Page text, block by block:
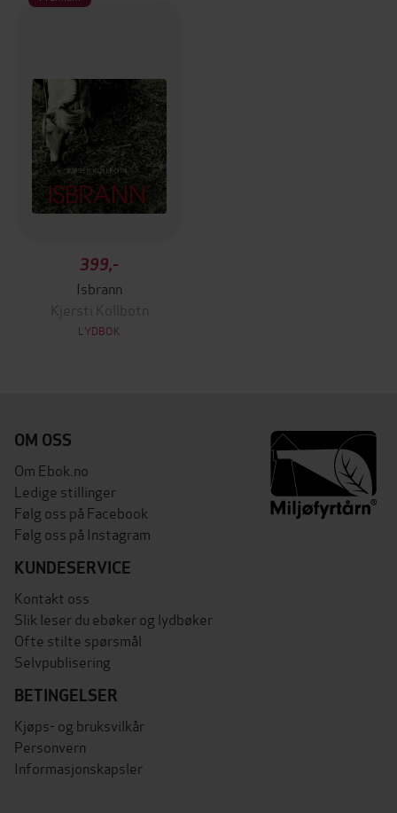
399,-
Isbrann
Kjersti Kollbotn
LYDBOK
OM OSS
Om Ebok.no
Ledige stillinger
Følg oss på Facebook
Følg oss på Instagram
KUNDESERVICE
Kontakt oss
Slik leser du ebøker og lydbøker
Ofte stilte spørsmål
Selvpublisering
BETINGELSER
Kjøps- og bruksvilkår
Personvern
Informasjonskapsler